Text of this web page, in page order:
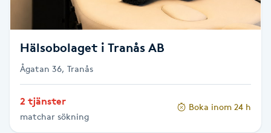
Fotvård
Fransborttagning
Hälsobolaget i Tranås AB
Ågatan 36, Tranås
2 tjänster
matchar sökning
Boka inom 24 h